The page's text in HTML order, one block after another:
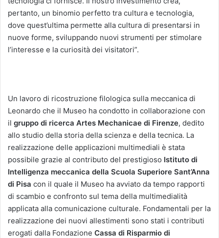
pertanto, un binomio perfetto tra cultura e tecnologia,
dove quest’ultima permette alla cultura di presentarsi in
nuove forme, sviluppando nuovi strumenti per stimolare
l’interesse e la curiosità dei visitatori”.
Un lavoro di ricostruzione filologica sulla meccanica di
Leonardo che il Museo ha condotto in collaborazione con
il gruppo di ricerca Artes Mechanicae di Firenze, dedito
allo studio della storia della scienza e della tecnica. La
realizzazione delle applicazioni multimediali è stata
possibile grazie al contributo del prestigioso Istituto di
Intelligenza meccanica della Scuola Superiore Sant’Anna
di Pisa con il quale il Museo ha avviato da tempo rapporti
di scambio e confronto sul tema della multimedialità
applicata alla comunicazione culturale. Fondamentali per la
realizzazione dei nuovi allestimenti sono stati i contributi
erogati dalla Fondazione Cassa di Risparmio di